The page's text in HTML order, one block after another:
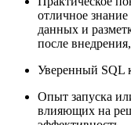
отличное
данных и
после
Уверенный SQL
Опыт запуска
влияющих на